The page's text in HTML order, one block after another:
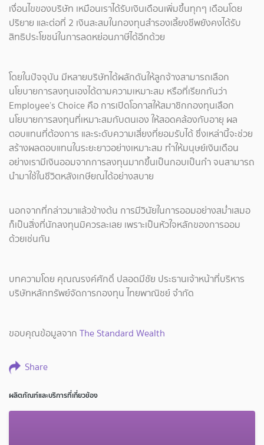
เงื่อนไขของบริษัท เหมือนเราได้รับเงินเดือนเพิ่มขึ้นทุกๆ เดือนโดย
ปริยาย และต่อที่ 2 เงินสะสมในกองทุนสำรองเลี้ยงชีพยังคงได้รับ
สิทธิประโยชน์ในการลดหย่อนภาษีได้อีกด้วย
โดยในปัจจุบัน มีหลายบริษัทได้ผลักดันให้ลูกจ้างสามารถเลือก
นโยบายการลงทุนเองได้ตามความเหมาะสม หรือที่เรียกกันว่า
Employee’s Choice คือ การเปิดโอกาสให้สมาชิกกองทุนเลือก
นโยบายการลงทุนที่เหมาะสมกับตนเอง ให้สอดคล้องกับอายุ ผล
ตอบแทนที่ต้องการ และระดับความเสี่ยงที่ยอมรับได้ ซึ่งเหล่านี้จะช่วย
สร้างผลตอบแทนในระยะยาวอย่างเหมาะสม ทำให้มนุษย์เงินเดือน
อย่างเรามีเงินออมจากการลงทุนมากขึ้นเป็นกอบเป็นกำ จนสามารถ
นำมาใช้ในชีวิตหลังเกษียณได้อย่างสบาย
นอกจากที่กล่าวมาแล้วข้างต้น การมีวินัยในการออมอย่างสม่ำเสมอ
ก็เป็นสิ่งที่นักลงทุนมิควรละเลย เพราะเป็นหัวใจหลักของการออม
ด้วยเช่นกัน
บทความโดย คุณณรงค์ศักดิ์ ปลอดมีชัย ประธานเจ้าหน้าที่บริหาร
บริษัทหลักทรัพย์จัดการกองทุน ไทยพาณิชย์ จำกัด
ขอบคุณข้อมูลจาก The Standard Wealth
Share
ผลิตภัณฑ์และบริการที่เกี่ยวข้อง